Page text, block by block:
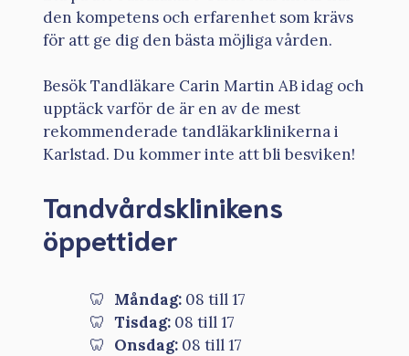
den kompetens och erfarenhet som krävs
för att ge dig den bästa möjliga vården.
Besök Tandläkare Carin Martin AB idag och
upptäck varför de är en av de mest
rekommenderade tandläkarklinikerna i
Karlstad. Du kommer inte att bli besviken!
Tandvårdsklinikens
öppettider
Måndag: 08 till 17
Tisdag: 08 till 17
Onsdag: 08 till 17